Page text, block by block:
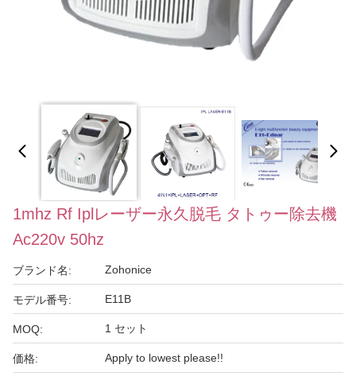
1mhz Rf Iplレーザー永久脱毛 タトゥー除去機
Ac220v 50hz
ブランド名: Zohonice
モデル番号: E11B
MOQ: 1 セット
価格: Apply to lowest please!!